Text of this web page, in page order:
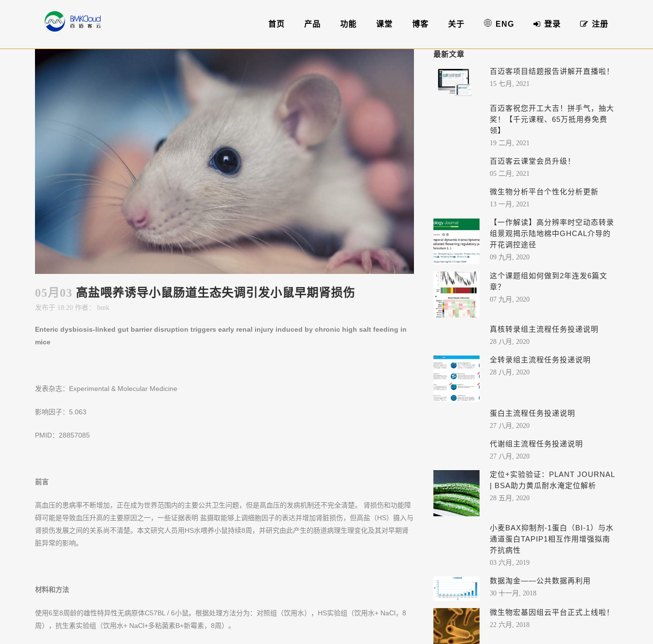
首页 产品 功能 课堂 博客 关于 ENG 登录 注册
05月03 高盐喂养诱导小鼠肠道生态失调引发小鼠早期肾损伤
发布于 18:20 作者： bmk
Enteric dysbiosis-linked gut barrier disruption triggers early renal injury induced by chronic high salt feeding in
mice
发表杂志：Experimental & Molecular Medicine
影响因子：5.063
PMID：28857085
前言
高血压的患病率不断增加，正在成为世界范围内的主要公共卫生问题，但是高血压的发病机制还不完全清楚。 肾损伤和功能障
碍可能是导致血压升高的主要原因之一，一些证据表明 盐摄取能够上调细胞因子的表达并增加肾脏损伤，但高盐（HS）摄入与
肾损伤发展之间的关系尚不清楚。本文研究人员用HS水喂养小鼠持续8周，并研究由此产生的肠道病理生理变化及其对早期肾
脏异常的影响。
材料和方法
使用6至8周龄的雄性特异性无病原体C57BL / 6小鼠。根据处理方法分为：对照组（饮用水），HS实验组（饮用水+ NaCl，8
周），抗生素实验组（饮用水+ NaCl+多粘菌素B+新霉素，8周）。
最新文章
百迈客项目结题报告讲解开直播啦！
15 七月, 2021
百迈客祝您开工大吉！拼手气，抽大
奖！【千元课程、65万抵用券免费
领】
19 二月, 2021
百迈客云课堂会员升级！
05 二月, 2021
微生物分析平台个性化分析更新
13 一月, 2021
【一作解读】高分辨率时空动态转录
组景观揭示陆地棉中GHCAL介导的
开花调控途径​
09 九月, 2020
这个课题组如何做到2年连发6篇文
章？
07 九月, 2020
真核转录组主流程任务投递说明
28 八月, 2020
全转录组主流程任务投递说明
28 八月, 2020
蛋白主流程任务投递说明
27 八月, 2020
代谢组主流程任务投递说明
27 八月, 2020
定位+实验验证：PLANT JOURNAL
| BSA助力黄瓜耐水淹定位解析
28 五月, 2020
小麦BAX抑制剂-1蛋白（BI-1）与水
通道蛋白TAPIP1相互作用增强拟南
芥抗病性
03 六月, 2019
数据淘金——公共数据再利用
30 十一月, 2018
微生物宏基因组云平台正式上线啦！
22 六月, 2018